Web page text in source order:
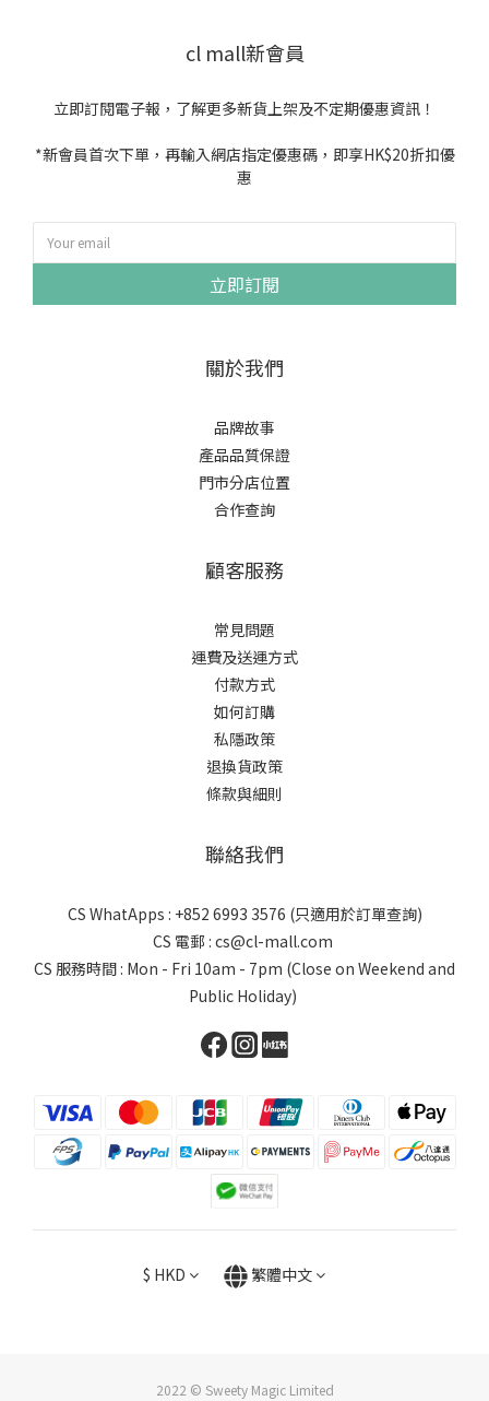
cl mall新會員
立即訂閱電子報，了解更多新貨上架及不定期優惠資訊！
*新會員首次下單，再輸入網店指定優惠碼，即享HK$20折扣優
惠
立即訂閱
關於我們
品牌故事
產品品質保證
門市分店位置
合作查詢
顧客服務
常見問題
運費及送運方式
付款方式
如何訂購
私隱政策
退換貨政策
條款與細則
聯絡我們
CS WhatApps : +852 6993 3576 (只適用於訂單查詢)
CS 電郵 : cs@cl-mall.com
CS 服務時間 : Mon - Fri 10am - 7pm (Close on Weekend and
Public Holiday)
$ HKD 繁體中文
2022 © Sweety Magic Limited